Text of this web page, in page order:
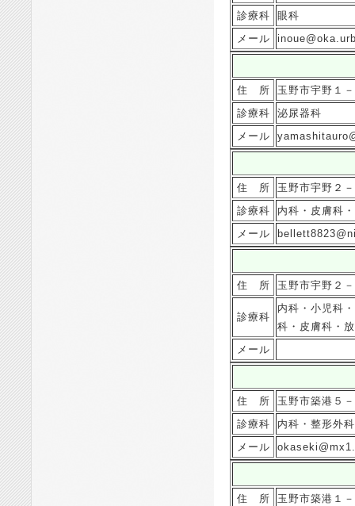
診療科
眼科
メール
住 所
玉野市宇野１
診療科
泌尿器科
メール
住 所
玉野市宇野２
診療科
内科・皮膚科
メール
住 所 玉野市宇野２
診療科
内科・小児科
科・皮膚科・
メール
住 所
玉野市築港５
診療科
内科・整形外科
メール
住 所
玉野市築港１